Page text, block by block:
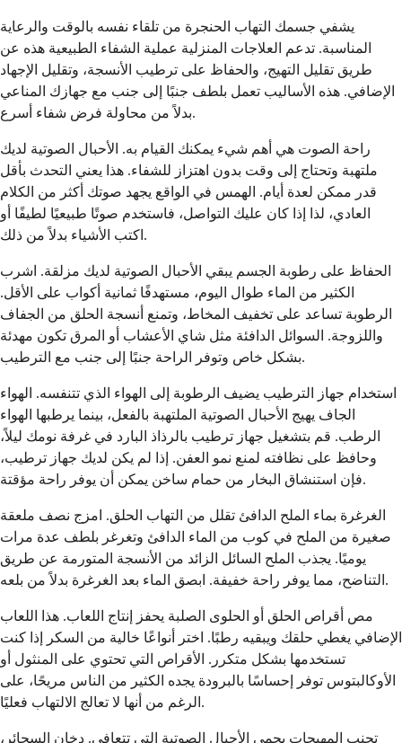
يشفي جسمك التهاب الحنجرة من تلقاء نفسه بالوقت والرعاية
المناسبة. تدعم العلاجات المنزلية عملية الشفاء الطبيعية هذه عن
طريق تقليل التهيج، والحفاظ على ترطيب الأنسجة، وتقليل الإجهاد
الإضافي. هذه الأساليب تعمل بلطف جنبًا إلى جنب مع جهازك المناعي
بدلاً من محاولة فرض شفاء أسرع.
راحة الصوت هي أهم شيء يمكنك القيام به. الأحبال الصوتية لديك
ملتهبة وتحتاج إلى وقت بدون اهتزاز للشفاء. هذا يعني التحدث بأقل
قدر ممكن لعدة أيام. الهمس في الواقع يجهد صوتك أكثر من الكلام
العادي، لذا إذا كان عليك التواصل، فاستخدم صوتًا طبيعيًا لطيفًا أو
اكتب الأشياء بدلاً من ذلك.
الحفاظ على رطوبة الجسم يبقي الأحبال الصوتية لديك مزلقة. اشرب
الكثير من الماء طوال اليوم، مستهدفًا ثمانية أكواب على الأقل.
الرطوبة تساعد على تخفيف المخاط، وتمنع أنسجة الحلق من الجفاف
واللزوجة. السوائل الدافئة مثل شاي الأعشاب أو المرق تكون مهدئة
بشكل خاص وتوفر الراحة جنبًا إلى جنب مع الترطيب.
استخدام جهاز الترطيب يضيف الرطوبة إلى الهواء الذي تتنفسه. الهواء
الجاف يهيج الأحبال الصوتية الملتهبة بالفعل، بينما يرطبها الهواء
الرطب. قم بتشغيل جهاز ترطيب بالرذاذ البارد في غرفة نومك ليلاً،
وحافظ على نظافته لمنع نمو العفن. إذا لم يكن لديك جهاز ترطيب،
فإن استنشاق البخار من حمام ساخن يمكن أن يوفر راحة مؤقتة.
الغرغرة بماء الملح الدافئ تقلل من التهاب الحلق. امزج نصف ملعقة
صغيرة من الملح في كوب من الماء الدافئ وتغرغر بلطف عدة مرات
يوميًا. يجذب الملح السائل الزائد من الأنسجة المتورمة عن طريق
التناضح، مما يوفر راحة خفيفة. ابصق الماء بعد الغرغرة بدلاً من بلعه.
مص أقراص الحلق أو الحلوى الصلبة يحفز إنتاج اللعاب. هذا اللعاب
الإضافي يغطي حلقك ويبقيه رطبًا. اختر أنواعًا خالية من السكر إذا كنت
تستخدمها بشكل متكرر. الأقراص التي تحتوي على المنثول أو
الأوكالبتوس توفر إحساسًا بالبرودة يجده الكثير من الناس مريحًا، على
الرغم من أنها لا تعالج الالتهاب فعليًا.
تجنب المهيجات يحمي الأحبال الصوتية التي تتعافى. دخان السجائر،